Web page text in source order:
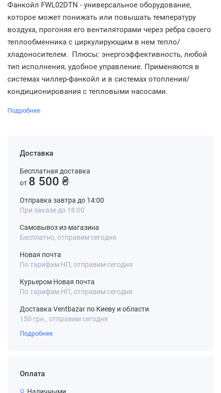
Фанкойл FWL02DTN - универсальное оборудование,
которое может понижать или повышать температуру
воздуха, прогоняя его вентиляторами через ребра своего
теплообменника с циркулирующим в нем тепло/
хладоносителем. Плюсы: энергоэффективность, любой
тип исполнения, удобное управление. Применяются в
системах чиллер-фанкойл и в системах отопления/
кондиционирования с тепловыми насосами.
Подробнее
Доставка
Бесплатная доставка
от 8 500 ₴
Отправка завтра до 14:00
При заказе до 18:00
Самовывоз из магазина
Бесплатно, отправим сегодня
Новая почта
По тарифам НП, отправим сегодня
Курьером Новая почта
По тарифам НП, отправим сегодня
Доставка Ventbazar по Киеву и области
150 грн., отправим сегодня
Подробнее
Оплата